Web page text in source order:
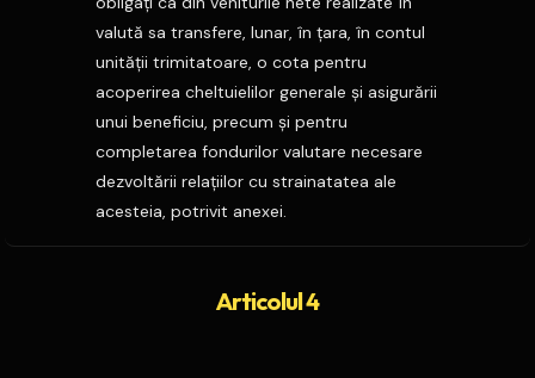
valută sa transfere, lunar, în ţara, în contul
unităţii trimitatoare, o cota pentru
acoperirea cheltuielilor generale şi asigurării
unui beneficiu, precum şi pentru
completarea fondurilor valutare necesare
dezvoltării relaţiilor cu strainatatea ale
acesteia, potrivit anexei.
Articolul 4